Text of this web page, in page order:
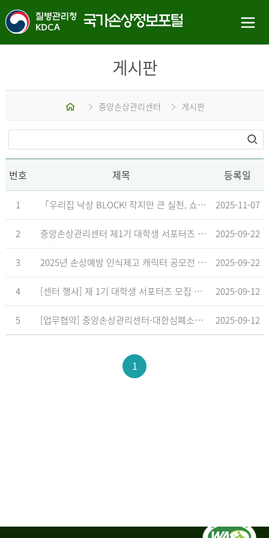
게시판
중앙손상관리센터 게시판
번호 제목 등록일
1 「우리집 낙상 BLOCK! 작지만 큰 실천, 쇼츠 챌린지」 수상작 발표 2025-11-07
2 중앙손상관리센터 제1기 대학생 서포터즈 합격자 발표 2025-09-22
3 2025년 손상예방 인식제고 캐릭터 공모전 결과발표 지연 안내 2025-09-22
4 [센터 행사] 제 1기 대학생 서포터즈 모집 공고 2025-09-12
5 [업무협약] 중앙손상관리센터-대한심폐소생협회, 학교현장 CPR 교육 확대 위한 업무협약 체결 2025-09-12
1